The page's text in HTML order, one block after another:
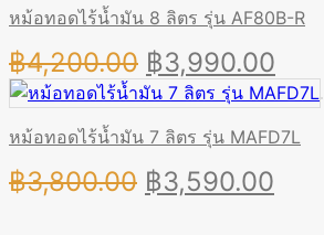
หม้อทอดไร้น้ำมัน 8 ลิตร รุ่น AF80B-R
฿4,200.00 Original
price
was:
฿4,200.00.
฿3,990.00
price
is:
หม้อทอดไร้น้ำมัน 7 ลิตร รุ่น MAFD7L
฿3,800.00 Original
฿3,590.00